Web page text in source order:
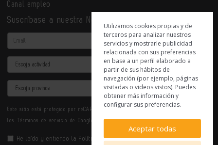
Canal empleo
Suscríbase a nuestra Newsletter
Email
Actividad
Provincia
Este sitio está protegido por reCAPTCHA y se aplican la
los Términos de servicio de Google.
He leído y entiendo la Política de Privacidad
Utilizamos cookies propias y de
terceros para analizar nuestros
servicios y mostrarle publicidad
relacionada con sus preferencias
en base a un perfil elaborado a
partir de sus hábitos de
navegación (por ejemplo, páginas
visitadas o videos vistos). Puedes
obtener más información y
configurar sus preferencias.
Aceptar todas